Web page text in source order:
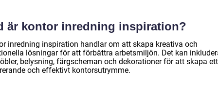
är kontor inredning inspiration?
inredning inspiration handlar om att skapa kreativa och
lösningar för att förbättra arbetsmiljön. Det kan
belysning, färgscheman och dekorationer för att skapa ett
och effektivt kontorsutrymme.